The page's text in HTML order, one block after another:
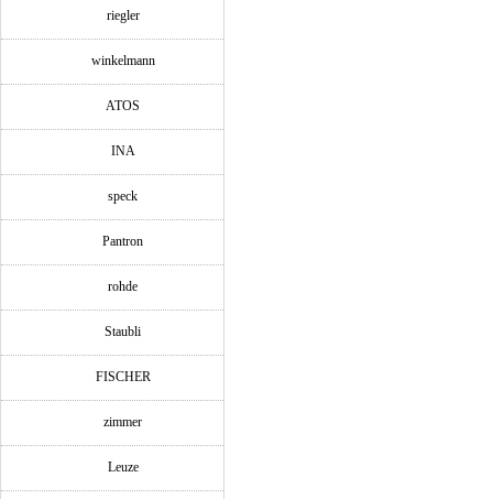
riegler
winkelmann
ATOS
INA
speck
Pantron
rohde
Staubli
FISCHER
zimmer
Leuze